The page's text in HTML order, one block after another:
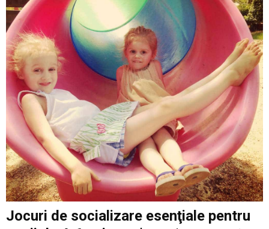
Jocuri de socializare esenţiale pentru